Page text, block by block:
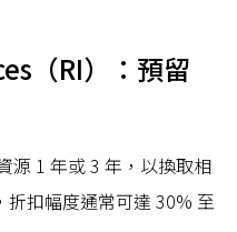
（RI）：預留
源 1 年或 3 年，以換取相
扣幅度通常可達 30% 至